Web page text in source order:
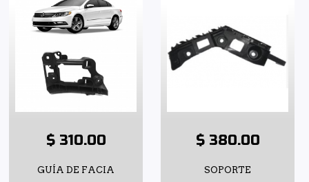
$ 310.00
GUÍA DE FACIA
$ 380.00
SOPORTE